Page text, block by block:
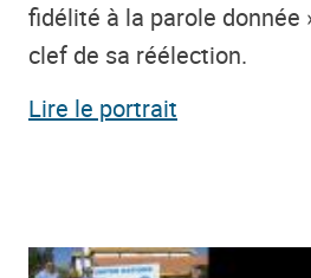
fidélité à la parole donnée
clef de sa réélection.
Lire le portrait